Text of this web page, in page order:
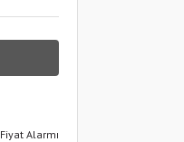
Fiyat Alarmı